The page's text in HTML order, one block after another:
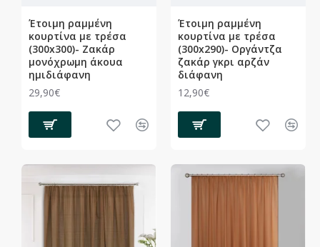
Έτοιμη ραμμένη
κουρτίνα με τρέσα
(300x300)- Ζακάρ
μονόχρωμη άκουα
ημιδιάφανη
29,90€
Έτοιμη ραμμένη
κουρτίνα με τρέσα
(300x290)- Οργάντζα
ζακάρ γκρι αρζάν
διάφανη
12,90€